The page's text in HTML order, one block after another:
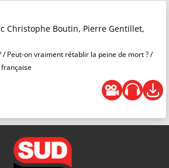
Christophe Boutin, Pierre Gentillet,
/ Peut-on vraiment rétablir la peine de mort ? /